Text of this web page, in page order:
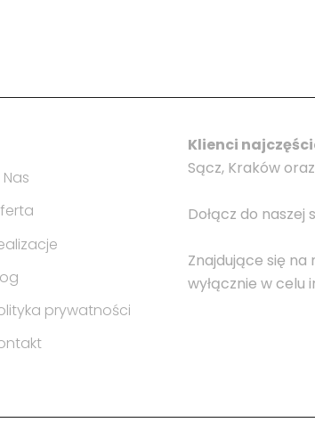
Nas
prywatności
Klienci
Sącz, Kraków
Dołącz do naszej
Znajdujące się na
wyłącznie w celu